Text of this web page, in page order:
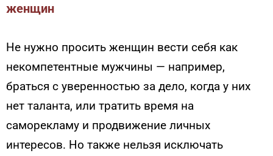
женщин
Не нужно просить женщин вести себя как
некомпетентные мужчины — например,
браться с уверенностью за дело, когда у них
нет таланта, или тратить время на
саморекламу и продвижение личных
интересов. Но также нельзя исключать